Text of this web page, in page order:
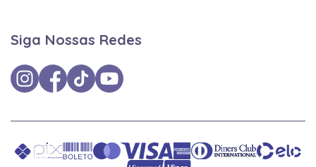
Siga Nossas Redes